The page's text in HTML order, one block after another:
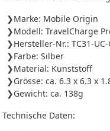
Marke: Mobile Origin
Modell: TravelCharge
Hersteller-Nr.: TC31-UC-
Farbe: Silber
Material: Kunststoff
Grösse: ca. 6.3 x 6.3 x
Gewicht: ca. 138g
Technische Daten: